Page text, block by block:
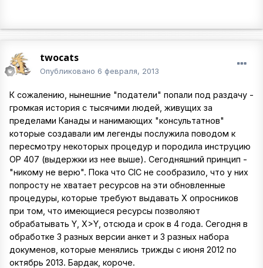
twocats
Опубликовано 6 февраля, 2013
К сожалению, нынешние "податели" попали под раздачу -
громкая история с тысячими людей, живущих за
пределами Канады и нанимающих "консультатнов"
которые создавали им легенды послужила поводом к
пересмотру некоторых процедур и породила инструцию
ОР 407 (выдержки из нее выше). Сегодняшний принцип -
"никому не верю". Пока что CIC не сообразило, что у них
попросту не хватает ресурсов на эти обновленные
процедуры, которые требуют выдавать Х опросников
при том, что имеющиеся ресурсы позволяют
обрабатывать Y, X>Y, отсюда и срок в 4 года. Сегодня в
обработке 3 разных версии анкет и 3 разных набора
докуменов, которые менялись трижды с июня 2012 по
октябрь 2013. Бардак, короче.